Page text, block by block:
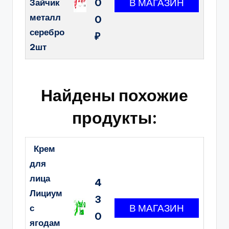
Зайчик
металл
серебро
2шт
0
₽
Найдены похожие
продукты:
Крем
для
лица
Лициум
с
ягодам
4
3
0